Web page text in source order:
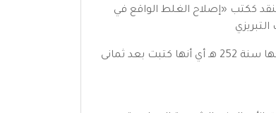
ككتب «إصلاح الغلط الواقع في
ويوجد في مكتبة جامعة لايدن نسخة ناقصة من «غريب الحديث» ويعتقد أنها أقدم مخطوطة عربية كُتبت على الورق وانتهى نسخها سنة 252 هـ أي أنها كتبت بعد ثمانى